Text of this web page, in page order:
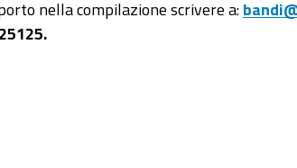
nella compilazione scrivere a: